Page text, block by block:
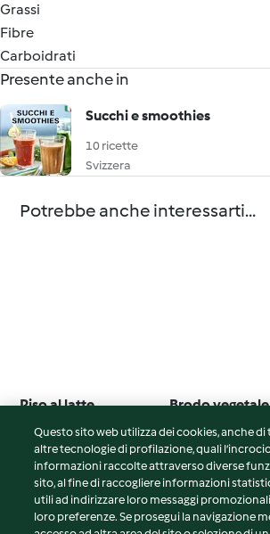
Grassi
Fibre
Carboidrati
Presente anche in
Succhi e smoothies
10 ricette
Svizzera
Potrebbe anche interessarti...
Riso al latte
4.7 (6)
Brodo
5.0 (16)
Questo sito web utilizza dei cookies, anche di
altre tecnologie di profilazione, quali
informazioni raccolte attraverso diverse
sito, al fine di raccogliere informazioni
utili ad indirizzare loro messaggi
loro preferenze. Se prosegui la navigazione